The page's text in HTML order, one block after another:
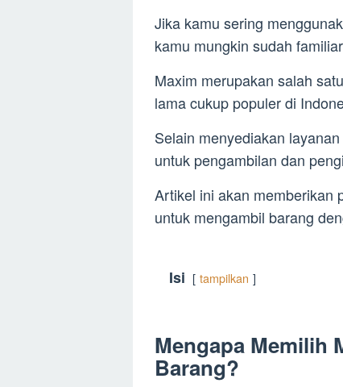
Jika kamu sering
kamu mungkin sudah
Maxim merupakan salah
lama cukup populer di
Selain menyediakan
untuk pengambilan dan
Artikel ini akan memberikan
untuk mengambil barang
Isi tampilkan
Mengapa Memilih
Barang?